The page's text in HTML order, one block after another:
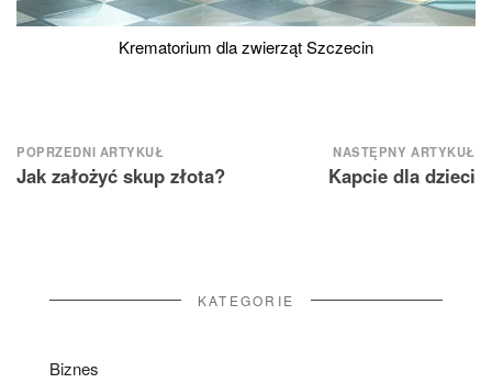
Krematorium dla zwierząt Szczecin
Nawigacja
wpisu
POPRZEDNI ARTYKUŁ
Jak założyć skup złota?
NASTĘPNY ARTYKUŁ
Kapcie dla dzieci
KATEGORIE
Biznes